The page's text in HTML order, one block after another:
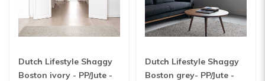
Dutch Lifestyle Shaggy
Boston ivory - PP/Jute -
Dutch Lifestyle Shaggy
Boston grey- PP/Jute -